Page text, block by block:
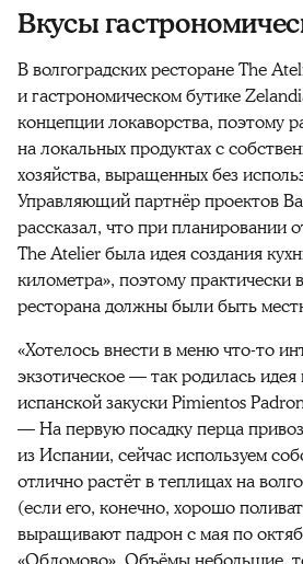
Вкусы
В волгоградских ресторане The
и гастрономическом бутике
концепции локаворства, поэтому
на локальных продуктах с
хозяйства, выращенных без
Управляющий партнёр проектов
рассказал, что при планировании
The Atelier была идея создания
километра», поэтому практически
ресторана должны были быть
«Хотелось внести в меню что-то
экзотическое — так родилась идея
испанской закуски Pimientos
— На первую посадку перца
из Испании, сейчас используем
отлично растёт в теплицах на
(если его, конечно, хорошо
выращивают падрон с мая по